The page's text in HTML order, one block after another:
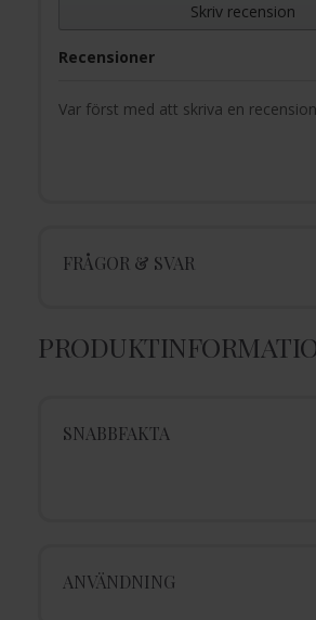
Skriv recension
Recensioner
Var först med att skriva en recension
FRÅGOR & SVAR
SNABBFAKTA
ANVÄNDNING